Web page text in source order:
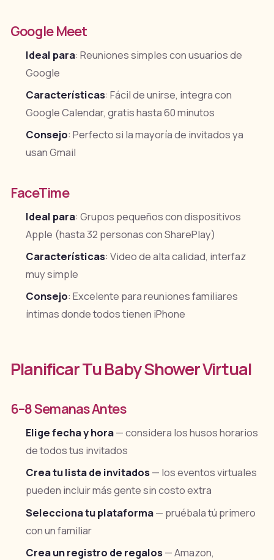
Google Meet
Ideal para: Reuniones simples con usuarios de
Google
Características: Fácil de unirse, integra con
Google Calendar, gratis hasta 60 minutos
Consejo: Perfecto si la mayoría de invitados ya
usan Gmail
FaceTime
Ideal para: Grupos pequeños con dispositivos
Apple (hasta 32 personas con SharePlay)
Características: Video de alta calidad, interfaz
muy simple
Consejo: Excelente para reuniones familiares
íntimas donde todos tienen iPhone
Planificar Tu Baby Shower Virtual
6–8 Semanas Antes
Elige fecha y hora— considera los husos horarios
de todos tus invitados
Crea tu lista de invitados— los eventos virtuales
pueden incluir más gente sin costo extra
Selecciona tu plataforma— pruébala tú primero
con un familiar
Crea un registro de regalos— Amazon,